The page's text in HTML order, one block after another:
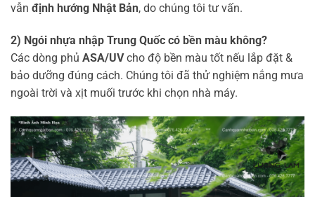
vẫn định hướng Nhật Bản, do chúng tôi tư vấn.
2) Ngói nhựa nhập Trung Quốc có bền màu không?
Các dòng phủ ASA/UVcho độ bền màu tốt nếu lắp đặt &
bảo dưỡng đúng cách. Chúng tôi đã thử nghiệm nắng mưa
ngoài trời và xịt muối trước khi chọn nhà máy.